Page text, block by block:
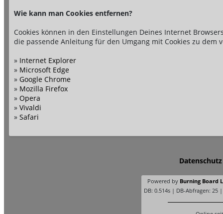
Wie kann man Cookies entfernen?
Cookies können in den Einstellungen Deines Internet
die passende Anleitung für den Umgang mit Cookies zu dem
» Internet Explorer
» Microsoft Edge
» Google Chrome
» Mozilla Firefox
» Opera
» Vivaldi
» Safari
Datenschutz
Powered by Burning Board
DB: 0.514s | DB-Abfragen: 25